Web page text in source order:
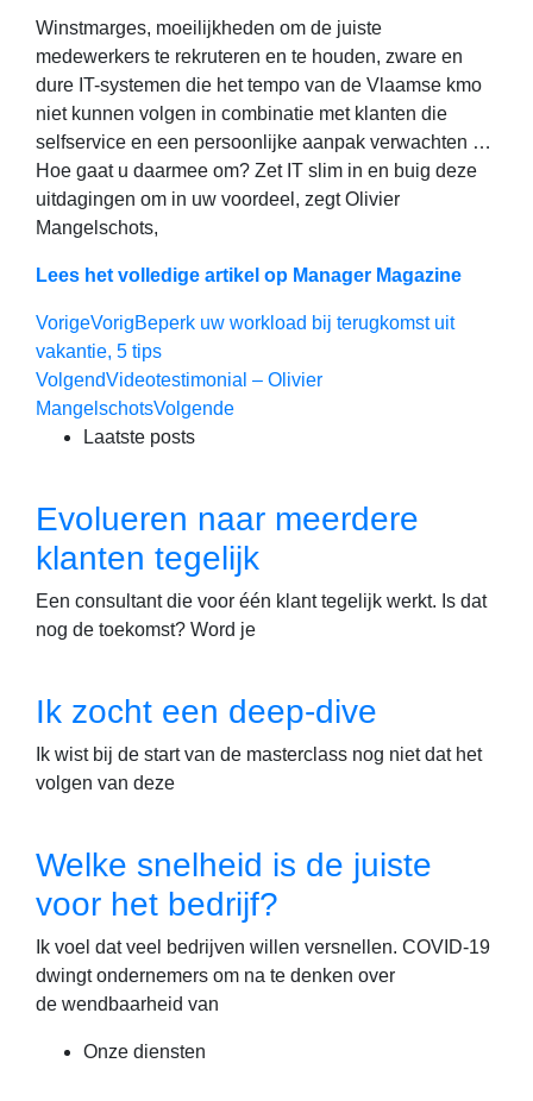
Winstmarges, moeilijkheden om de juiste
medewerkers te rekruteren en te houden, zware en
dure IT-systemen die het tempo van de Vlaamse kmo
niet kunnen volgen in combinatie met klanten die
selfservice en een persoonlijke aanpak verwachten …
Hoe gaat u daarmee om? Zet IT slim in en buig deze
uitdagingen om in uw voordeel, zegt Olivier
Mangelschots,
Lees het volledige artikel op Manager Magazine
VorigeVorigBeperk uw workload bij terugkomst uit
vakantie, 5 tips
VolgendVideotestimonial – Olivier
MangelschotsVolgende
Laatste posts
Evolueren naar meerdere
klanten tegelijk
Een consultant die voor één klant tegelijk werkt. Is dat
nog de toekomst? Word je
Ik zocht een deep-dive
Ik wist bij de start van de masterclass nog niet dat het
volgen van deze
Welke snelheid is de juiste
voor het bedrijf?
Ik voel dat veel bedrijven willen versnellen. COVID-19
dwingt ondernemers om na te denken over
de wendbaarheid van
Onze diensten